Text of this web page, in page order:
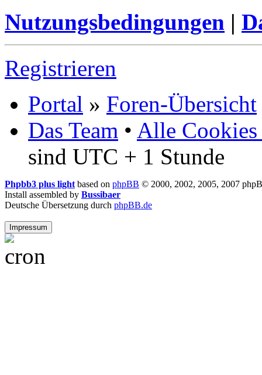
Nutzungsbedingungen |
Registrieren
Portal » Foren-Übersicht
Das Team • Alle Cookies
sind UTC + 1 Stunde
Phpbb3 plus light based on phpBB © 2000, 2002, 2005, 2007
Install assembled by Bussibaer
Deutsche Übersetzung durch phpBB.de